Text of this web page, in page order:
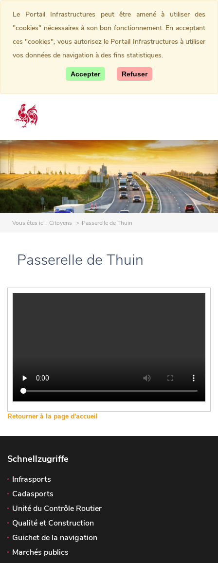
Vous êtes ici : Citoyens Passerelle de Thuin
Passerelle de Thuin
Retourner à la page d'accueil
Schnellzugriffe
Infrasports
Cadasports
Unité du Contrôle Routier
Qualité et Construction
Guichet de la navigation
Marchés publics
Le Portail Infrastructures peut être amené à utiliser des
"cookies" nécessaires à son bon fonctionnement. En acceptant
ces "cookies", vous autorisez le Portail Infrastructures à utiliser
vos données de navigation à des fins statistiques.
Accepter Refuser